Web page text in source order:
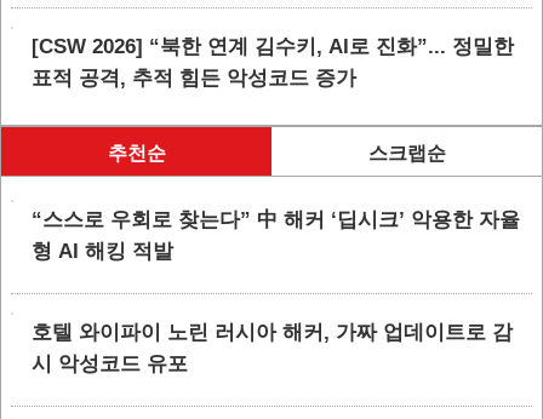
[CSW 2026] “북한 연계 김수키, AI로 진화”... 정밀한
표적 공격, 추적 힘든 악성코드 증가
추천순 스크랩순
“스스로 우회로 찾는다” 中 해커 ‘딥시크’ 악용한 자율
형 AI 해킹 적발
호텔 와이파이 노린 러시아 해커, 가짜 업데이트로 감
시 악성코드 유포